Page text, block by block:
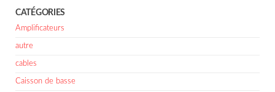
CATÉGORIES
Amplificateurs
autre
cables
Caisson de basse